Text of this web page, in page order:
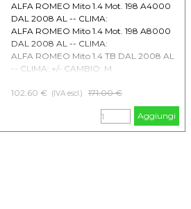
ALFA ROMEO Mito 1.4 Mot. 198 A4000
DAL 2008 AL -- CLIMA:
ALFA ROMEO Mito 1.4 Mot. 198 A8000
DAL 2008 AL -- CLIMA:
ALFA ROMEO Mito 1.4 TB DAL 2008 AL
-- CLIMA: +/- CAMBIO: M
AL 03/2013 CLIMA: +/- CAMBIO: M
CHRYSLER Delta (11) 1.4 DAL 2008 AL --
CLIMA: +/- CAMBIO: M/A
CHRYSLER Delta (11) 1.6 MJ DAL 2008 AL
102.60 € (IVA escl.) Prezzo senza sconto
171.00 €
Aggiungi